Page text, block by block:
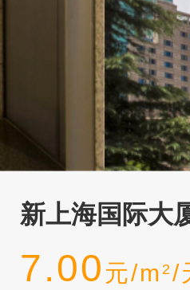
新上海国际大
7.00 元/m 2 /